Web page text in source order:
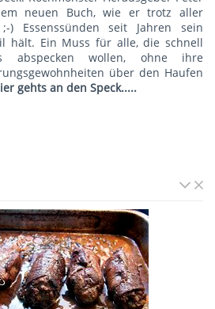
neuen Buch, wie er trotz aller
) Essenssünden seit Jahren sein
hält. Ein Muss für alle, die schnell
wollen, ohne ihre
über den Haufen
gehts an den Speck.....